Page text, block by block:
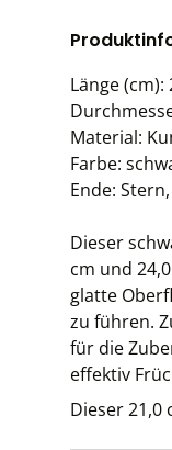
Länge (cm):
Material:
Farbe:
Ende:
Dieser
cm und
glatte
zu führen.
für die
effektiv
Dieser 21,0